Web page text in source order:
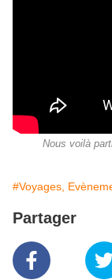
Nous voilà
#Voyages,
Partager